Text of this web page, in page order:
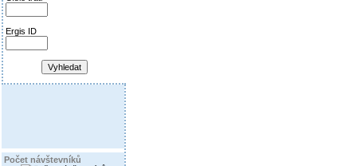
Ergis ID
Počet návštevníků